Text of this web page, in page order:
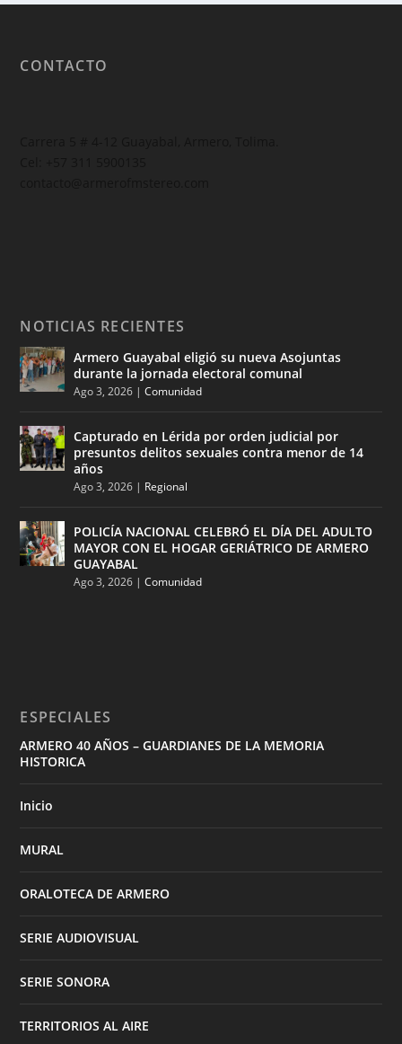
CONTACTO
NOTICIAS RECIENTES
Armero Guayabal eligió su nueva Asojuntas
durante la jornada electoral comunal
Ago 3, 2026 |Comunidad
Capturado en Lérida por orden judicial por
presuntos delitos sexuales contra menor de 14
años
Ago 3, 2026 | Regional
POLICÍA NACIONAL CELEBRÓ EL DÍA DEL ADULTO
MAYOR CON EL HOGAR GERIÁTRICO DE ARMERO
GUAYABAL
Ago 3, 2026 |Comunidad
ESPECIALES
ARMERO 40 AÑOS – GUARDIANES DE LA MEMORIA
HISTORICA
Inicio
MURAL
ORALOTECA DE ARMERO
SERIE AUDIOVISUAL
SERIE SONORA
TERRITORIOS AL AIRE